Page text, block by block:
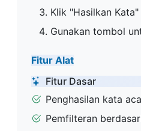
Klik "Hasilkan
Gunakan tombol
Fitur Alat
Fitur Dasar
Penghasilan kata
Pemfilteran